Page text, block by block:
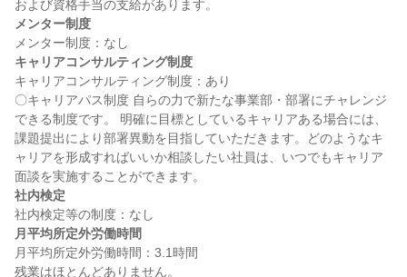
メンター制度
キャリアコンサルティング制度
キャリアコンサルティング制度：あり
〇キャリアパス制度 自らの力で新たな事業部・部署にチャレンジ
できる制度です。 明確に目標としているキャリアある場合には、
課題提出により部署異動を目指していただきます。どのようなキ
ャリアを形成すればいいか相談したい社員は、いつでもキャリア
社内検定
月平均所定外労働時間
月平均所定外労働時間：3.1時間